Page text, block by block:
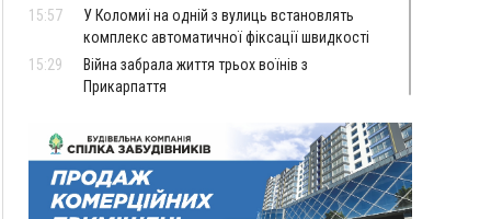
15:57
У Коломиї на одній з вулиць встановлять
комплекс автоматичної фіксації швидкості
15:29
Війна забрала життя трьох воїнів з
Прикарпаття
незаконного виключення
військовозобов’язаних з обліку
14:31
«Багато питань буде знято». На громадських
слуханнях в Яремче обговорили, як вирішити